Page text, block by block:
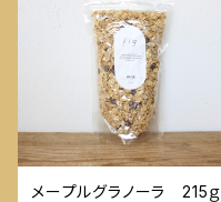
メープルグラノーラ 215ｇ